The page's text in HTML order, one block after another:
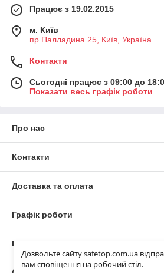
Дозвольте сайту safetop.com.ua
вам сповіщення на робочий стіл.
Працює з 19.02.2015
м. Київ
пр.Палладина 25, Київ, Україна
Контакти
Сьогодні працює з 09:00 до
Показати весь графік роботи
Про нас
Контакти
Доставка та оплата
Графік роботи
Повна версія сайту